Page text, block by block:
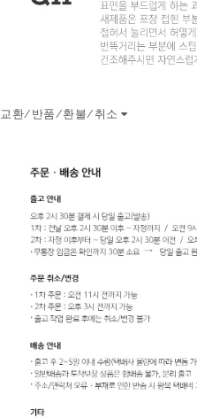
교환/반품/환불/취소